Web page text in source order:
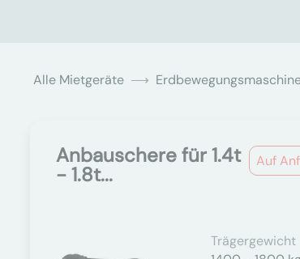
Alle Mietgeräte
Auf
Anbauschere für 1.4t
- 1.8t...
Trägergewicht